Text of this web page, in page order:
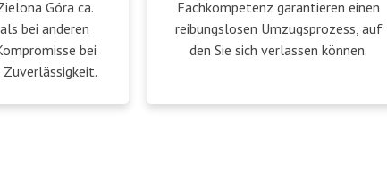
Góra ca.
bei anderen
bei
Fachkompetenz garantieren einen
reibungslosen Umzugsprozess, auf
den Sie sich verlassen können.